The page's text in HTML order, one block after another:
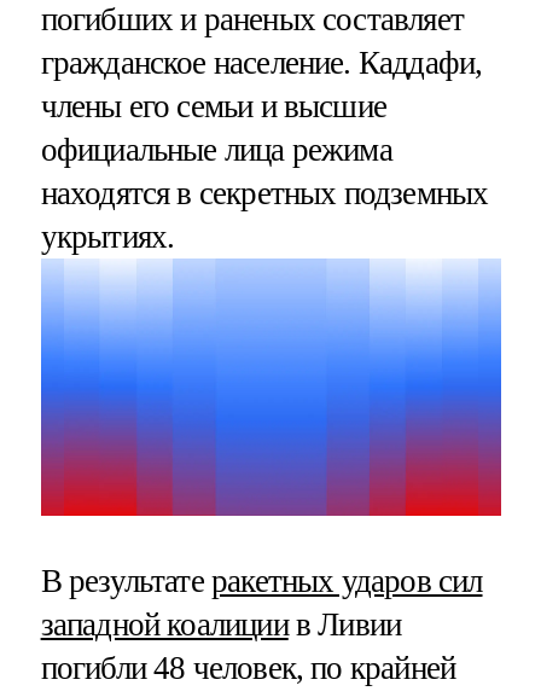
погибших и раненых составляет
гражданское население. Каддафи,
члены его семьи и высшие
официальные лица режима
находятся в секретных подземных
укрытиях.
В результате ракетных ударов сил
западной коалициив Ливии
погибли 48 человек, по крайней